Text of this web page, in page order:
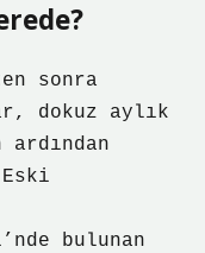
sonra
dokuz aylık
bulunan